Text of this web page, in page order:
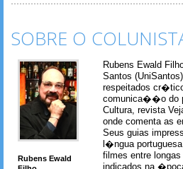
SOBRE O
Rubens Ewald
Rubens Ewald
Santos
respeitados
comunica��o do
Cultura, revista
onde comenta as
Seus guias
l�ngua
filmes entre
indicados na